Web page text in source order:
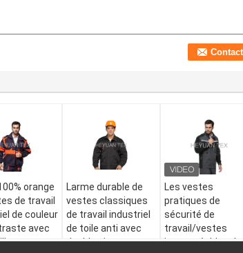
orange
de travail
de couleur
avec
Larme durable de
vestes classiques
de travail industriel
de toile anti avec
double piquer
Les vestes
pratiques de
sécurité de
travail/vestes
imperméables de